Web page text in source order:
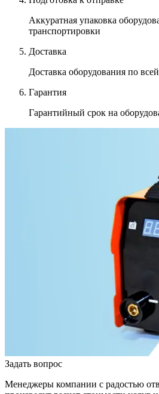
Аккуратная упаковка
транспортировки
Доставка
Доставка оборудования по
Гарантия
Гарантийный срок на
Задать вопрос
Менеджеры компании с радостью